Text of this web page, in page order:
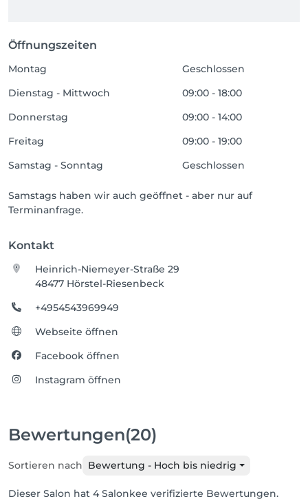
Öffnungszeiten
Montag
Geschlossen
Dienstag - Mittwoch
09:00 - 18:00
Donnerstag
09:00 - 14:00
Freitag
09:00 - 19:00
Samstag - Sonntag
Geschlossen
Samstags haben wir auch geöffnet - aber nur auf
Terminanfrage.
Kontakt
Heinrich-Niemeyer-Straße 29
48477 Hörstel-Riesenbeck
+4954543969949
Webseite öffnen
Facebook öffnen
Instagram öffnen
Bewertungen(20)
Sortieren nach Bewertung - Hoch bis niedrig
Dieser Salon hat 4 Salonkee verifizierte Bewertungen.